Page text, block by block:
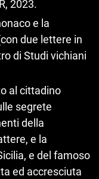
2023.
e la
due lettere in
di Studi vichiani
al cittadino
segrete
della
e la
e del famoso
ed accresciuta